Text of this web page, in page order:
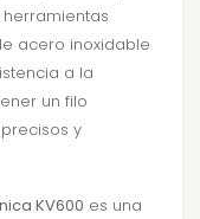
acero inoxidable
a la
un filo
y
KV600 es una